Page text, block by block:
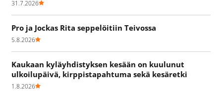
31.7.2026
Pro ja Jockas Rita seppelöitiin Teivossa
5.8.2026
Kaukaan kyläyhdistyksen kesään on kuulunut
ulkoilupäivä, kirppistapahtuma sekä kesäretki
1.8.2026